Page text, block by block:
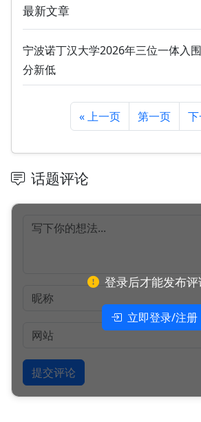
最新文章
宁波诺丁汉大学2026年三位一体入
分新低
« 上一页 第一页
话题评论
登录后才能发布
立即登录/注册
提交评论